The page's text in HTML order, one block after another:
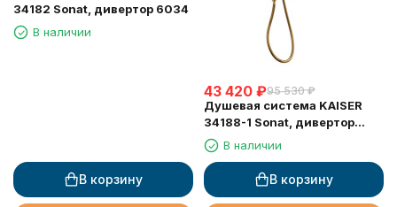
34182 Sonat, дивертор 6034
В наличии
В корзину
43 420 ₽95 530 ₽
Душевая система KAISER
34188-1 Sonat, дивертор
6020В наличии
В корзину